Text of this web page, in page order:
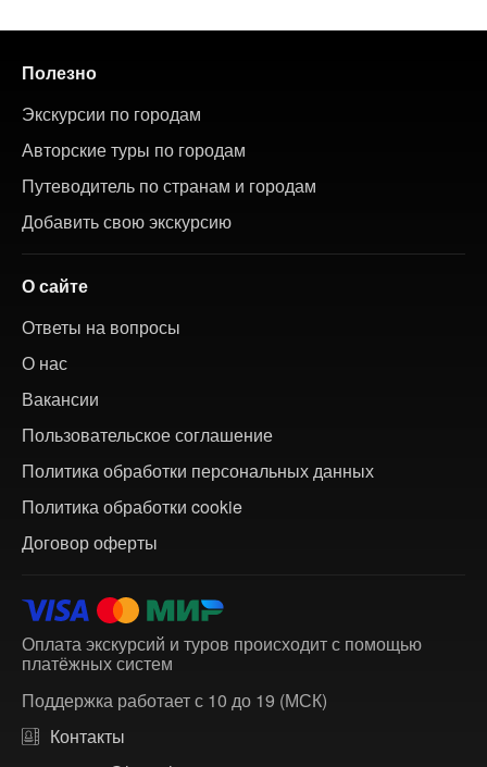
Полезно
Экскурсии по городам
Авторские туры по городам
Путеводитель по странам и городам
Добавить свою экскурсию
О сайте
Ответы на вопросы
О нас
Вакансии
Пользовательское соглашение
Политика обработки персональных данных
Политика обработки cookie
Договор оферты
Оплата экскурсий и туров происходит с помощью
платёжных систем
Поддержка работает с 10 до 19 (МСК)
Контакты